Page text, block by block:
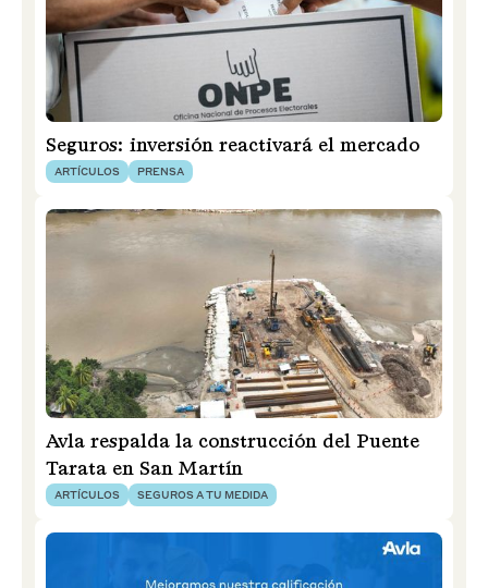
Seguros: inversión reactivará el mercado
ARTÍCULOS PRENSA
Avla respalda la construcción del Puente
Tarata en San Martín
ARTÍCULOS SEGUROS A TU MEDIDA